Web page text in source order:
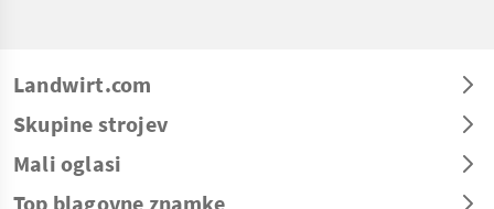
Landwirt.com
Skupine strojev
Mali oglasi
Top blagovne znamke